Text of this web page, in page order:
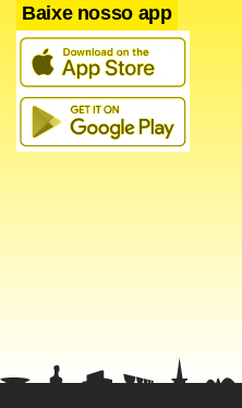
Baixe nosso app